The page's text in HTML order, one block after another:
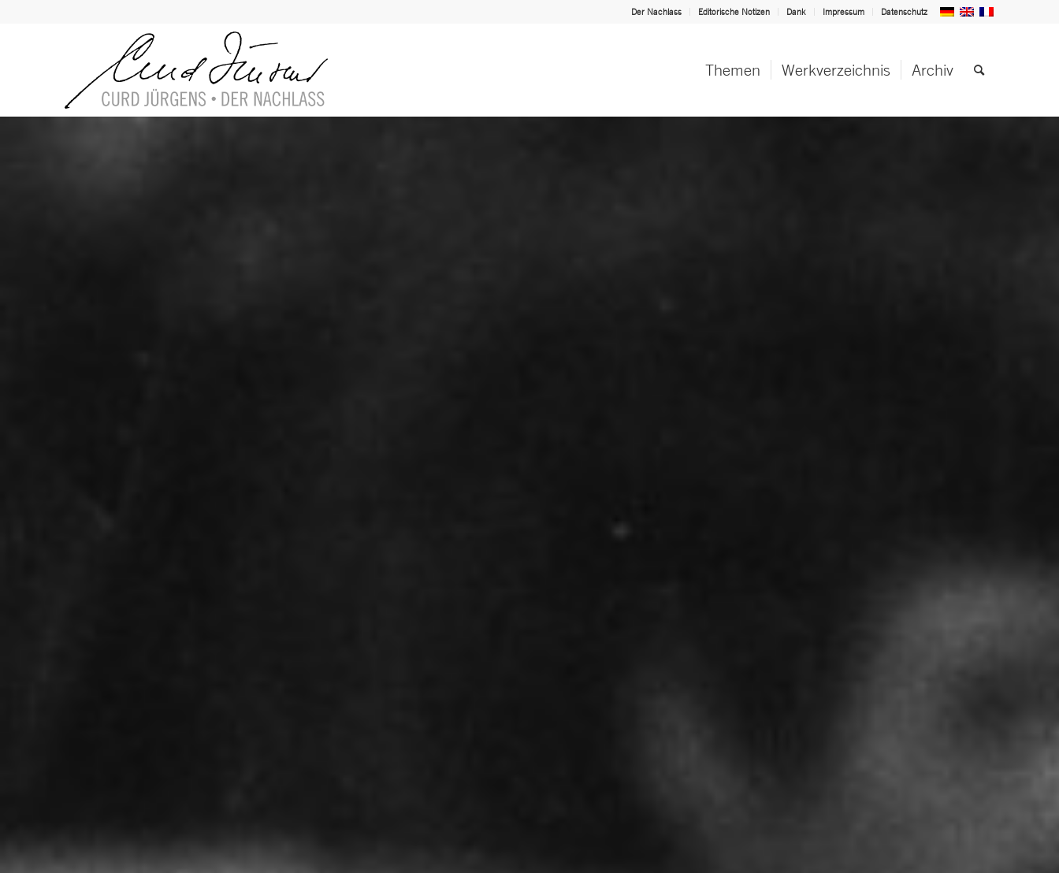
Der Nachlass Editorische Notizen Dank Impressum Datenschutz
Themen Werkverzeichnis Archiv